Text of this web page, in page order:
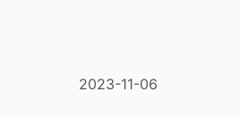
2023-11-06